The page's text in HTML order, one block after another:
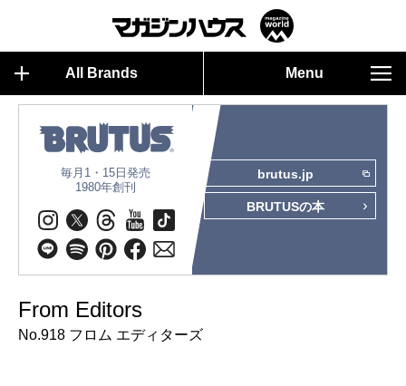
All Brands Menu
毎月1・15日発売
1980年創刊
brutus.jp
BRUTUSの本
From Editors
No.918 フロム エディターズ